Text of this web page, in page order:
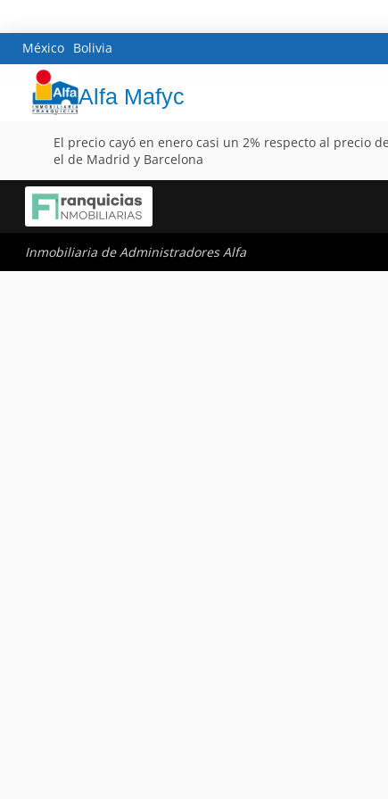
México Bolivia
Alfa Mafyc
El precio cayó en enero casi un 2% respecto al precio
el de Madrid y Barcelona
Inmobiliaria de Administradores Alfa